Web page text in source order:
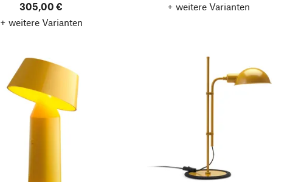
305,00 €
+ weitere Varianten
+ weitere Varianten